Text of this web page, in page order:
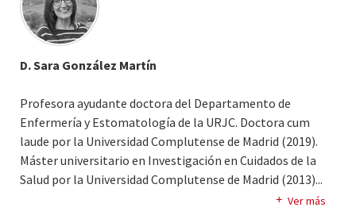
D. Sara González Martín
Profesora ayudante doctora del Departamento de
Enfermería y Estomatología de la URJC. Doctora cum
laude por la Universidad Complutense de Madrid (2019).
Máster universitario en Investigación en Cuidados de la
Salud por la Universidad Complutense de Madrid (2013)...
Máster en Cuidados Perinatales y en la Infancia por la
Ver más